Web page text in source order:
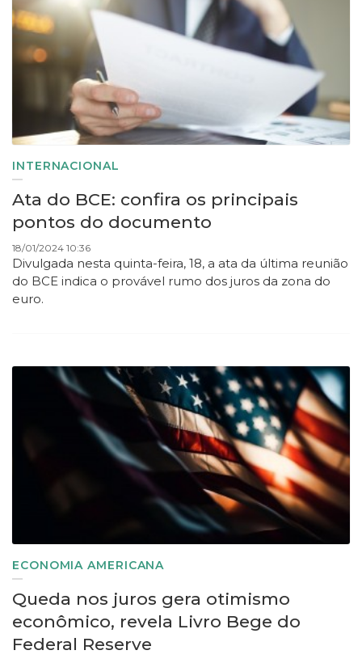
INTERNACIONAL
Ata do BCE: confira os principais
pontos do documento
18/01/2024 10:36
Divulgada nesta quinta-feira, 18, a ata da última reunião
do BCE indica o provável rumo dos juros da zona do
euro.
ECONOMIA AMERICANA
Queda nos juros gera otimismo
econômico, revela Livro Bege do
Federal Reserve